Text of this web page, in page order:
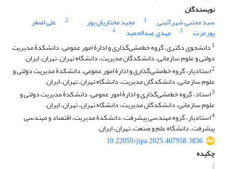
نویسندگان
سید مجتبی شهرآئینی
1 مجید مختاریان پور 2 علی اصغر
پورعزت 3 مهدی عبدالحمید
4
1 دانشجوی دکتری، گروه خط‌‌مشی‌‌گذاری و ادارۀ امور عمومی، دانشکدۀ مدیریت
دولتی و علوم سازمانی، دانشکدگان مدیریت، دانشگاه تهران، تهران، ایران.
2استادیار، گروه خط‌‌مشی‌‌گذاری و ادارۀ امور عمومی، دانشکدۀ مدیریت دولتی و
علوم سازمانی، دانشکدگان مدیریت، دانشگاه تهران، تهران، ایران.
3استاد، گروه خط‌‌مشی‌‌گذاری و ادارۀ امور عمومی، دانشکدۀ مدیریت دولتی و
علوم سازمانی، دانشکدگان مدیریت، دانشگاه تهران، تهران، ایران.
4استادیار، گروه مهندسی پیشرفت، دانشکدۀ مدیریت، اقتصاد و مهندسی
پیشرفت، دانشگاه علم و صنعت، تهران، ایران.
10.22059/jipa.2025.407958.3836
چکیده